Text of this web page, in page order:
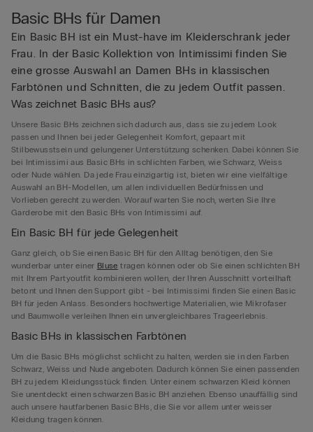
Basic BHs für Damen
Ein Basic BH ist ein Must-have im Kleiderschrank jeder
Frau. In der Basic Kollektion von Intimissimi finden Sie
eine grosse Auswahl an Damen BHs in klassischen
Farbtönen und Schnitten, die zu jedem Outfit passen.
Was zeichnet Basic BHs aus?
Unsere Basic BHs zeichnen sich dadurch aus, dass sie zu jedem Look
passen und Ihnen bei jeder Gelegenheit Komfort, gepaart mit
Stilbewusstsein und gelungener Unterstützung schenken. Dabei können Sie
bei Intimissimi aus Basic BHs in schlichten Farben, wie Schwarz, Weiss
oder Nude wählen. Da jede Frau einzigartig ist, bieten wir eine vielfältige
Auswahl an BH-Modellen, um allen individuellen Bedürfnissen und
Vorlieben gerecht zu werden. Worauf warten Sie noch, werten Sie Ihre
Garderobe mit den Basic BHs von Intimissimi auf.
Ein Basic BH für jede Gelegenheit
Ganz gleich, ob Sie einen Basic BH für den Alltag benötigen, den Sie
wunderbar unter einer Bluse tragen können oder ob Sie einen schlichten BH
mit Ihrem Partyoutfit kombinieren wollen, der Ihren Ausschnitt vorteilhaft
betont und Ihnen den Support gibt - bei Intimissimi finden Sie einen Basic
BH für jeden Anlass. Besonders hochwertige Materialien, wie Mikrofaser
und Baumwolle verleihen Ihnen ein unvergleichbares Trageerlebnis.
Basic BHs in klassischen Farbtönen
Um die Basic BHs möglichst schlicht zu halten, werden sie in den Farben
Schwarz, Weiss und Nude angeboten. Dadurch können Sie einen passenden
BH zu jedem Kleidungsstück finden. Unter einem schwarzen Kleid können
Sie unentdeckt einen schwarzen Basic BH anziehen. Ebenso unauffällig sind
auch unsere hautfarbenen Basic BHs, die Sie vor allem unter weisser
Kleidung tragen können.